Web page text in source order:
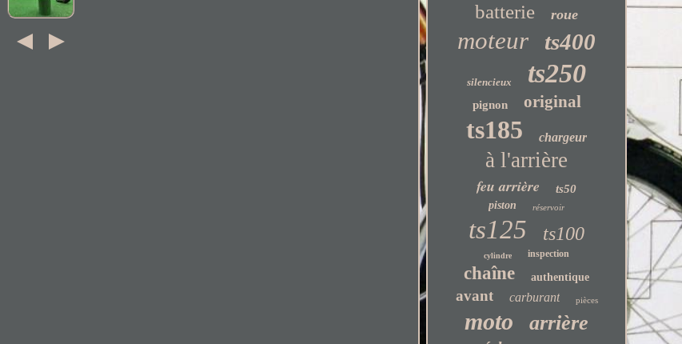
batterie roue
moteur ts400
silencieux ts250
pignon original
ts185 chargeur
à l'arrière
feu arrière ts50
piston réservoir
ts125 ts100
cylindre inspection
chaîne authentique
avant carburant pièces
moto arrière